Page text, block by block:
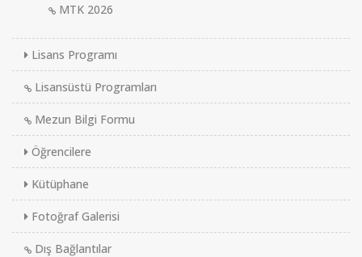
MTK 2026
Lisans Programı
Lisansüstü Programları
Mezun Bilgi Formu
Öğrencilere
Kütüphane
Fotoğraf Galerisi
Dış Bağlantılar